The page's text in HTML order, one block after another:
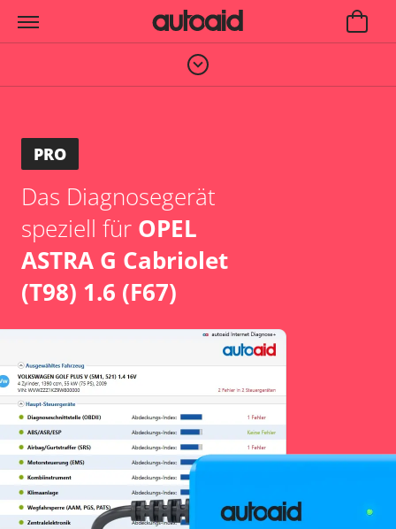
PRO
Das Diagnosegerät
speziell für OPEL
ASTRA G Cabriolet
(T98) 1.6 (F67)